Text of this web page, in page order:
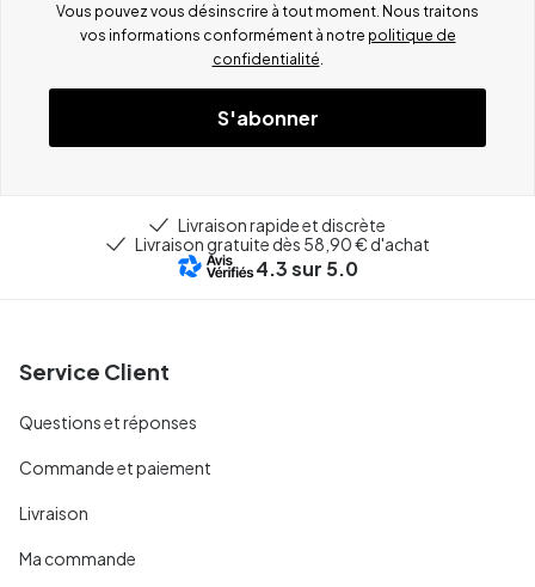
Vous pouvez vous désinscrire à tout moment. Nous traitons
vos informations conformément à notre politique de
confidentialité
S'abonner
Livraison rapide et discrète
Livraison gratuite dès 58,90 € d'achat
4.3sur 5.0
Service Client
Questions et réponses
Commande et paiement
Livraison
Ma commande